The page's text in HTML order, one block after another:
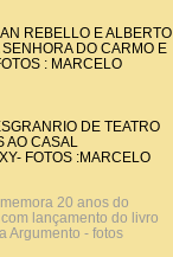
REBELLO E ALBERTO
DO CARMO E
: MARCELO
DE TEATRO
AO CASAL
FOTOS :MARCELO
20 anos do
lançamento do livro
Argumento - fotos